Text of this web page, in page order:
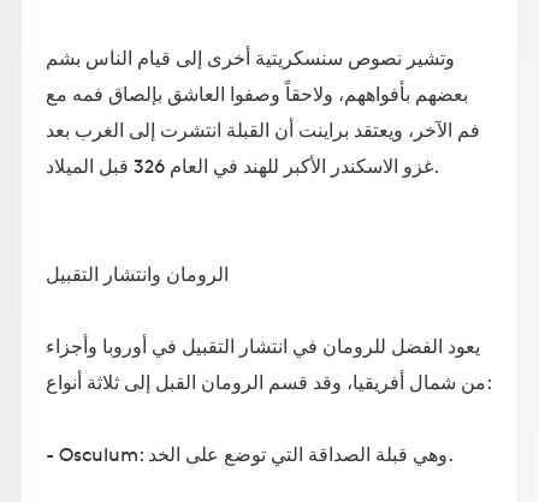
وتشير نصوص سنسكريتية أخرى إلى قيام الناس بشم
بعضهم بأفواههم، ولاحقاً وصفوا العاشق بإلصاق فمه مع
فم الآخر، ويعتقد براينت أن القبلة انتشرت إلى الغرب بعد
غزو الاسكندر الأكبر للهند في العام 326 قبل الميلاد.
الرومان وانتشار التقبيل
يعود الفضل للرومان في انتشار التقبيل في أوروبا وأجزاء
من شمال أفريقيا، وقد قسم الرومان القبل إلى ثلاثة أنواع:
- Osculum: وهي قبلة الصداقة التي توضع على الخد.